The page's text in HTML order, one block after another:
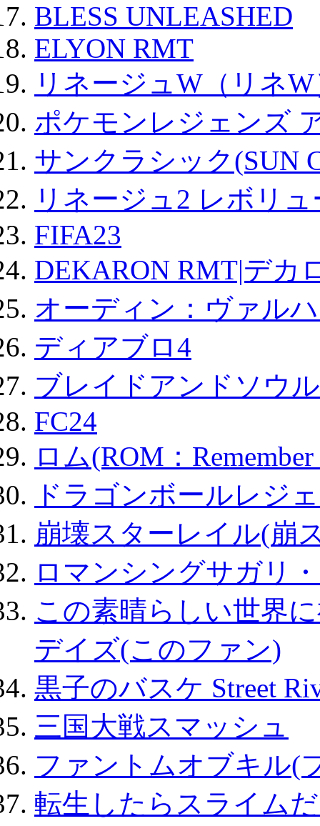
BLESS UNLEASHED
ELYON RMT
リネージュW（リネ
ポケモンレジェンズ
サンクラシック(SUN
リネージュ2 レボリ
FIFA23
DEKARON RMT|デカ
オーディン：ヴァル
ディアブロ4
ブレイドアンドソウ
FC24
ロム(ROM：
ドラゴンボールレジ
崩壊スターレイル(崩
ロマンシングサガリ
この素晴らしい世界
デイズ(このファン)
黒子のバスケ Street
三国大戦スマッシュ
ファントムオブキル(
転生したらスライム